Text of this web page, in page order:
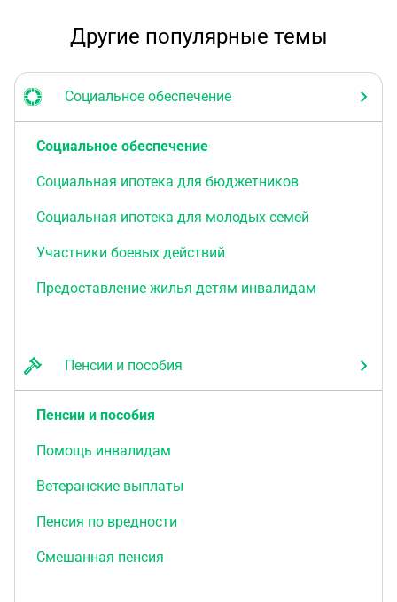
Другие популярные темы
Социальное обеспечение
Социальное обеспечение
Социальная ипотека для бюджетников
Социальная ипотека для молодых семей
Участники боевых действий
Предоставление жилья детям инвалидам
Пенсии и пособия
Пенсии и пособия
Помощь инвалидам
Ветеранские выплаты
Пенсия по вредности
Смешанная пенсия